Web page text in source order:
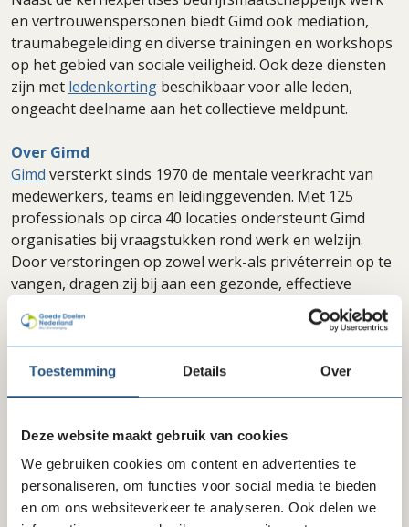
Toestemming Details Over
Deze website maakt gebruik van cookies
We gebruiken cookies om content en advertenties te
personaliseren, om functies voor social media te bieden
en om ons websiteverkeer te analyseren. Ook delen we
en vertrouwenspersonen biedt Gimd ook mediation,
traumabegeleiding en diverse trainingen en workshops
op het gebied van sociale veiligheid. Ook deze diensten
zijn met ledenkorting beschikbaar voor alle leden,
ongeacht deelname aan het collectieve meldpunt.
Over Gimd
Gimd versterkt sinds 1970 de mentale veerkracht van
medewerkers, teams en leidinggevenden. Met 125
professionals op circa 40 locaties ondersteunt Gimd
organisaties bij vraagstukken rond werk en welzijn.
Door verstoringen op zowel werk-als privéterrein op te
vangen, dragen zij bij aan een gezonde, effectieve
werkomgeving waarin belangen van werkgever en
werknemer in balans zijn. Alle professionals zijn
aangesloten bij erkende beroepsverenigingen, wat
staat voor kwaliteit en zorgvuldigheid.
Neem dan contact op met Mary Vos, bedrijfsadviseur bij
Gimd, via 06 - 22 45 86 97.
Goede Doelen Nederland heeft metmeer dan 50